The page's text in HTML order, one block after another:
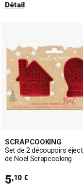
Détail
SCRAPCOOKING
Set de 2 découpoirs
de Noël Scrapcooking
5,10 €